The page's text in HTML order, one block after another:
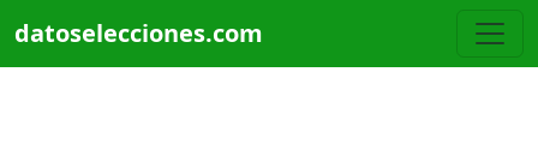
datoselecciones.com